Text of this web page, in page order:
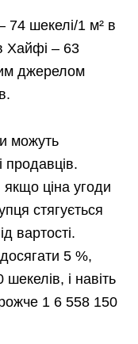
74 шекелі/1 м² в
Хайфі – 63
джерелом
можуть
продавців.
ціна угоди
стягується
вартості.
5 %,
і навіть
1 6 558 150